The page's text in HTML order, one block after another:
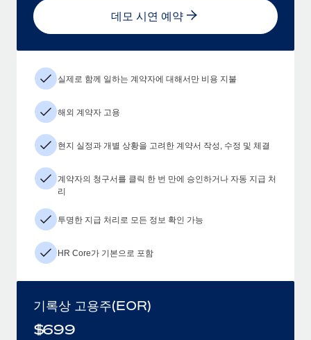
데모 시연 예약
실제로 함께 일하는 계약자에 대해서만 비용 지불
해외 계약자 고용
현지 실정과 개별 상황을 고려한 계약서 작성, 수정 및 체결
계약자의 청구서를 클릭 한 번 만에 승인하거나 자동 지급 처
리
투명한 지급 처리로 모든 정보 확인 가능
HR Core가 기본으로 포함
기록상 고용주(EOR)
$699